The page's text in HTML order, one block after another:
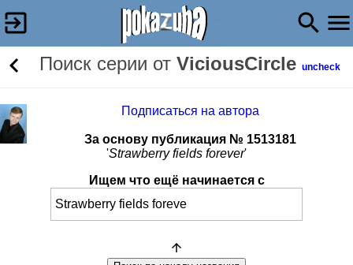
Поиск серии от ViciousCircle uncheck
Подписаться на автора
За основу публикация № 1513181
'Strawberry fields forever'
Ищем что ещё начинается с